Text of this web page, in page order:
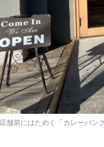
店舗前にはためく「カレーパン